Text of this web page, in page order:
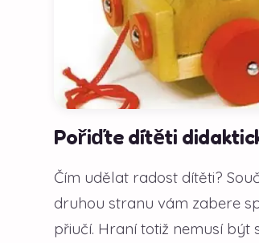
Pořiďte dítěti
Čím udělat radost dítěti?
druhou stranu vám zabere
přiučí. Hraní totiž nemusí být